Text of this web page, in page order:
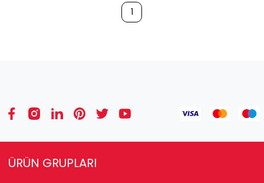
1
ÜRÜN GRUPLARI